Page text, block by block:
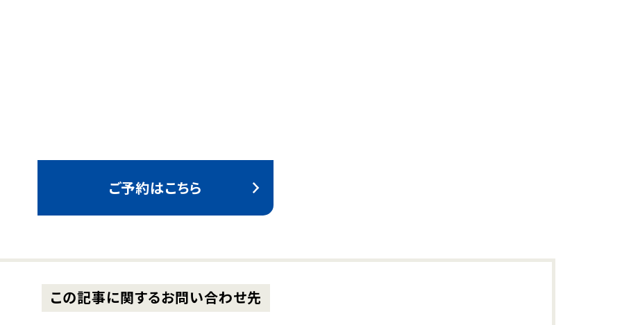
ご予約はこちら
この記事に関するお問い合わせ先